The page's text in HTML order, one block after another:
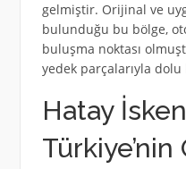
gelmiştir. Orijinal ve
bulunduğu bu bölge,
buluşma noktası
yedek parçalarıyla
Hatay